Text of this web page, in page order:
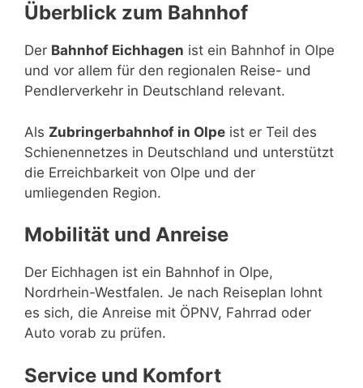
Überblick zum Bahnhof
Der Bahnhof Eichhagen ist ein Bahnhof in Olpe
und vor allem für den regionalen Reise- und
Pendlerverkehr in Deutschland relevant.
Als Zubringerbahnhof in Olpe ist er Teil des
Schienennetzes in Deutschland und unterstützt
die Erreichbarkeit von Olpe und der
umliegenden Region.
Mobilität und Anreise
Der Eichhagen ist ein Bahnhof in Olpe,
Nordrhein-Westfalen. Je nach Reiseplan lohnt
es sich, die Anreise mit ÖPNV, Fahrrad oder
Auto vorab zu prüfen.
Service und Komfort